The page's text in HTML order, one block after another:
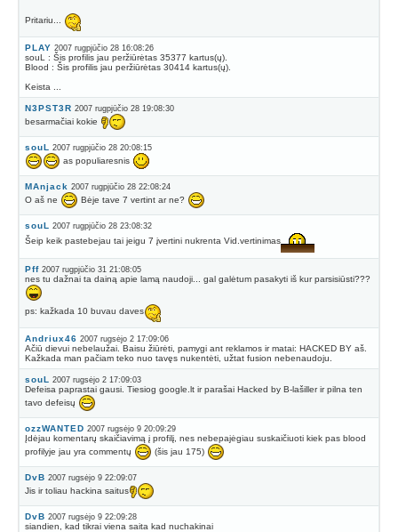
Pritariu...
PLAY 2007 rugpjūčio 28 16:08:26
souL : Šis profilis jau peržiūrėtas 35377 kartus(ų).
Blood : Šis profilis jau peržiūrėtas 30414 kartus(ų).
Keista ...
N3PST3R 2007 rugpjūčio 28 19:08:30
besarmačiai kokie
souL 2007 rugpjūčio 28 20:08:15
as populiaresnis
MAnjack 2007 rugpjūčio 28 22:08:24
O aš ne Bėje tave 7 vertint ar ne?
souL 2007 rugpjūčio 28 23:08:32
Šeip keik pastebejau tai jeigu 7 įvertini nukrenta Vid.vertinimas
Pff 2007 rugpjūčio 31 21:08:05
nes tu dažnai ta dainą apie lamą naudoji... gal galėtum pasakyti iš kur parsisiūsti???
ps: kažkada 10 buvau daves
Andriux46 2007 rugsėjo 2 17:09:06
Ačiū dievui nebelaužai. Baisu žiūrėti, pamygi ant reklamos ir matai: HACKED BY aš.
Kažkada man pačiam teko nuo tavęs nukentėti, užtat fusion nebenaudoju.
souL 2007 rugsėjo 2 17:09:03
Defeisa paprastai gausi. Tiesiog google.lt ir parašai Hacked by B-lašiller ir pilna ten
tavo defeisų
ozzWANTED 2007 rugsėjo 9 20:09:29
Įdėjau komentarų skaičiavimą į profilį, nes nebepajėgiau suskaičiuoti kiek pas blood
profilyje jau yra commentų
(šis jau 175)
DvB 2007 rugsėjo 9 22:09:07
Jis ir toliau hackina saitus
DvB 2007 rugsėjo 9 22:09:28
siandien, kad tikrai viena saita kad nuchakinai